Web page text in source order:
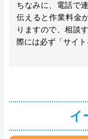
ちなみに、電話で
伝えると作業料金
りますので、相談
際には必ず「サイト
イ